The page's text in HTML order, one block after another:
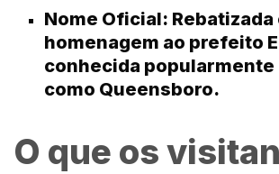
Nome Oficial: Rebatizada
homenagem ao prefeito
conhecida popularmente
como Queensboro.
O que os